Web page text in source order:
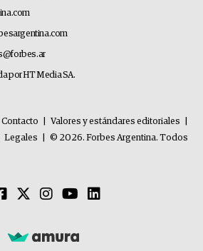
por HT Media SA.
Contacto Valores y estándares editoriales
Legales
© 2026. Forbes Argentina. Todos